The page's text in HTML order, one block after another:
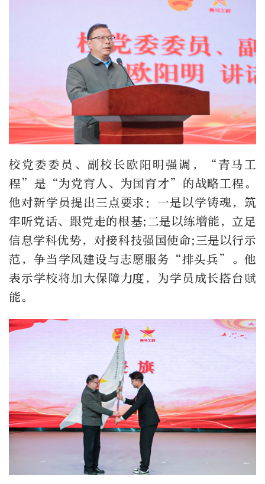
校党委委员、副校长欧阳明强调，“青马工
程”是“为党育人、为国育才”的战略工程。
他对新学员提出三点要求：一是以学铸魂，筑
牢听党话、跟党走的根基;二是以练增能，立足
信息学科优势，对接科技强国使命;三是以行示
范，争当学风建设与志愿服务“排头兵”。他
表示学校将加大保障力度，为学员成长搭台赋
能。